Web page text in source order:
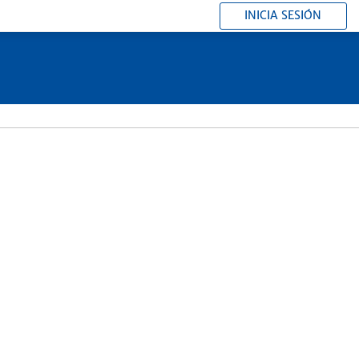
INICIA SESIÓN